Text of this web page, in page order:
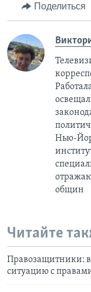
Поделиться
Нью-
общин
Читайте
Правозащитники:
ситуацию с